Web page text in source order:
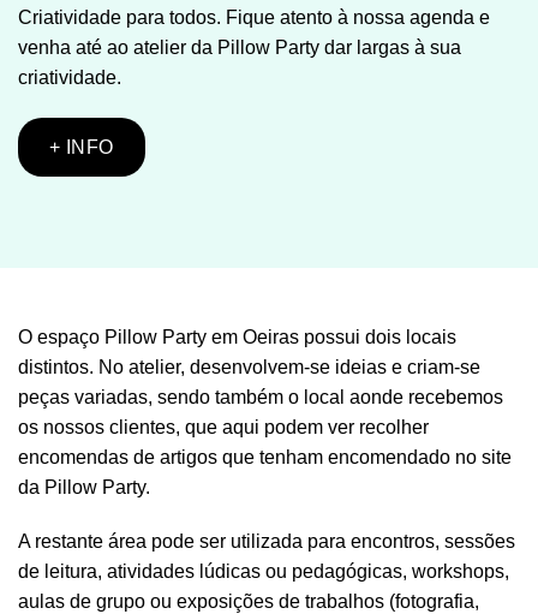
Criatividade para todos. Fique atento à nossa agenda e
venha até ao atelier da Pillow Party dar largas à sua
criatividade.
+ INFO
O espaço Pillow Party em Oeiras possui dois locais
distintos. No atelier, desenvolvem-se ideias e criam-se
peças variadas, sendo também o local aonde recebemos
os nossos clientes, que aqui podem ver recolher
encomendas de artigos que tenham encomendado no site
da Pillow Party.
A restante área pode ser utilizada para encontros, sessões
de leitura, atividades lúdicas ou pedagógicas, workshops,
aulas de grupo ou exposições de trabalhos (fotografia,